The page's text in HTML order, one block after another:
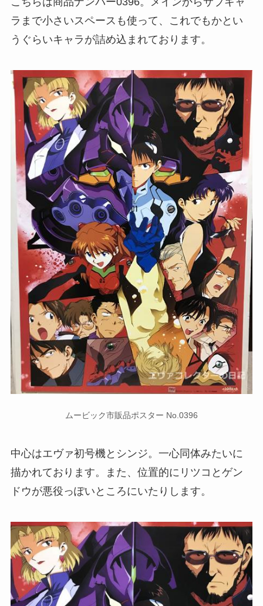
ラまで小さいスペースも使って、これでもかとい
うぐらいキャラが詰め込まれております。
ムービック市販品ポスター No.0396
中心はエヴァ初号機とシンジ。一心同体みたいに
描かれております。また、位置的にリツコとゲン
ドウが悪役っぽいところにいたりします。